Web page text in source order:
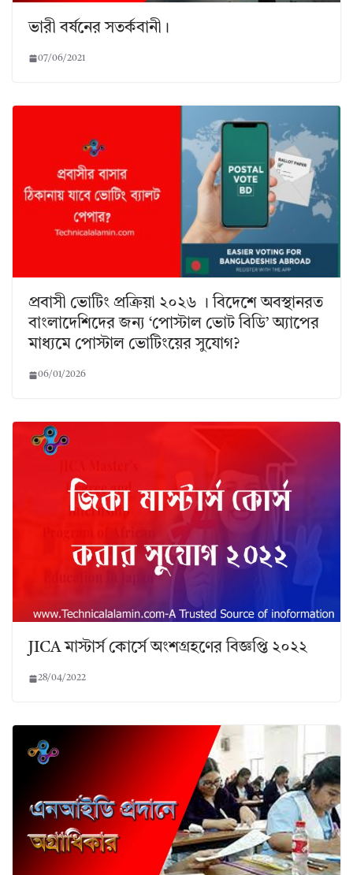
ভারী বর্ষনের সতর্কবানী।
07/06/2021
প্রবাসী ভোটিং প্রক্রিয়া ২০২৬ । বিদেশে অবস্থানরত
বাংলাদেশিদের জন্য ‘পোস্টাল ভোট বিডি’ অ্যাপের
মাধ্যমে পোস্টাল ভোটিংয়ের সুযোগ?
06/01/2026
JICA মাস্টার্স কোর্সে অংশগ্রহণের বিজ্ঞপ্তি ২০২২
28/04/2022